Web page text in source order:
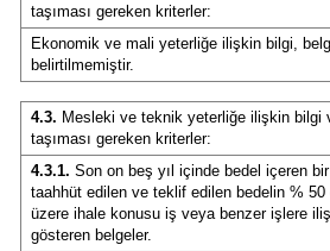
taşıması gereken kriterler:
Ekonomik ve mali yeterliğe ilişkin bilgi,
belirtilmemiştir.
4.3. Mesleki ve teknik yeterliğe ilişkin bilgi
taşıması gereken kriterler:
4.3.1. Son on beş yıl içinde bedel içeren
taahhüt edilen ve teklif edilen bedelin % 50
üzere ihale konusu iş veya benzer işlere
gösteren belgeler.